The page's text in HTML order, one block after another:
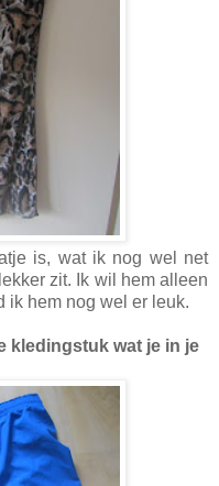
is, wat ik nog wel net
zit. Ik wil hem alleen
ik hem nog wel er leuk.
kledingstuk wat je in je